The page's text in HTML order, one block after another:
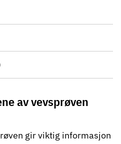
av vevsprøven
gir viktig informasjon